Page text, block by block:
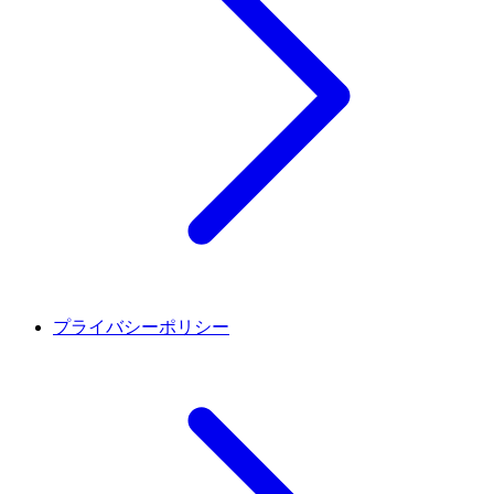
プライバシーポリシー